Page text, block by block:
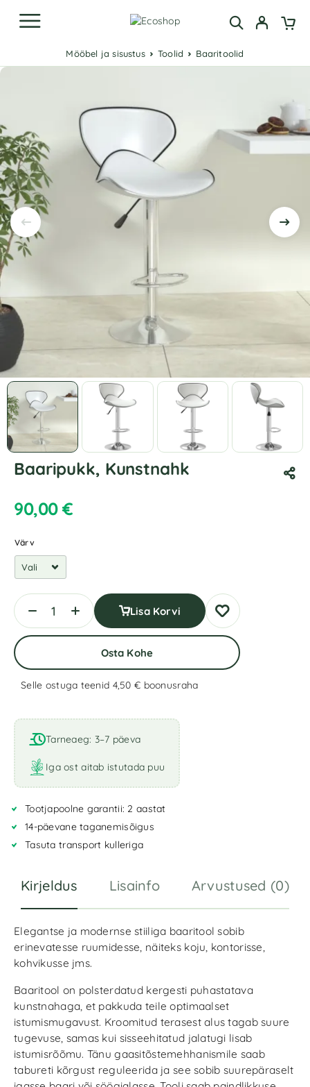
Mööbel ja sisustus Toolid Baaritoolid
Baaripukk, Kunstnahk
90,00€
Värv
Lisa Korvi
Osta Kohe
Selle ostuga teenid 4,50 € boonusraha
l
t
e
r
n
t
i
Tarneaeg: 3–7 päeva
Iga ost aitab istutada puu
Tootjapoolne garantii: 2 aastat
14-päevane taganemisõigus
Tasuta transport kulleriga
Kirjeldus Lisainfo Arvustused (0)
Elegantse ja modernse stiiliga baaritool sobib
erinevatesse ruumidesse, näiteks koju, kontorisse,
kohvikusse jms.
Baaritool on polsterdatud kergesti puhastatava
kunstnahaga, et pakkuda teile optimaalset
istumismugavust. Kroomitud terasest alus tagab suure
tugevuse, samas kui sisseehitatud jalatugi lisab
istumisrõõmu. Tänu gaasitõstemehhanismile saab
tabureti kõrgust reguleerida ja see sobib suurepäraselt